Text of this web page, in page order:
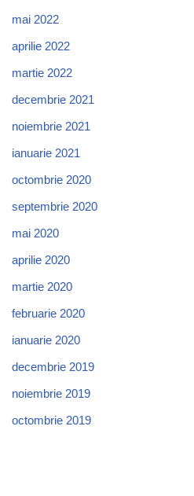
mai 2022
aprilie 2022
martie 2022
decembrie 2021
noiembrie 2021
ianuarie 2021
octombrie 2020
septembrie 2020
mai 2020
aprilie 2020
martie 2020
februarie 2020
ianuarie 2020
decembrie 2019
noiembrie 2019
octombrie 2019